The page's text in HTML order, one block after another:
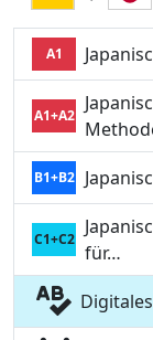
A1
A1+A2
B1+B2
C1+C2
für…